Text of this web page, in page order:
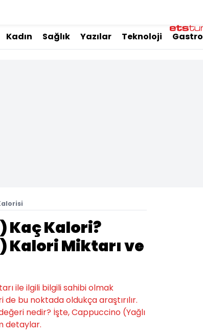
Kadın Sağlık Yazılar Teknoloji Gastro
Kaç Kalori?
Kalori Miktarı ve
ile ilgili bilgili sahibi olmak
bu noktada oldukça araştırılır.
nedir? İşte, Cappuccino (Yağlı
detaylar.